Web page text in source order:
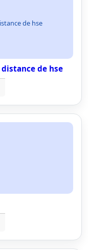
de hse
de hse